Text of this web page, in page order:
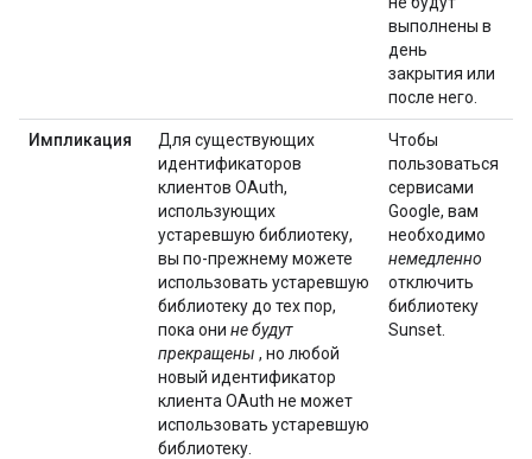
выполнены в
день
закрытия или
после него.
Импликация
Для существующих
идентификаторов
клиентов OAuth,
использующих
устаревшую библиотеку,
вы по-прежнему можете
использовать устаревшую
библиотеку до тех пор,
пока они не будут
прекращены , но любой
новый идентификатор
клиента OAuth не может
использовать устаревшую
библиотеку.
Чтобы
пользоваться
сервисами
Google, вам
необходимо
немедленно
отключить
библиотеку
Sunset.